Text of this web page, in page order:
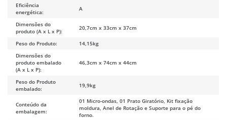
Eficiência
energética:
A
Dimensões do
produto (A x L x P):
20,7cm x 33cm x 37cm
Peso do Produto:
14,15kg
Dimensões do
produto embalado
(A x L x P):
46,3cm x 74cm x 44cm
Peso do Produto
embalado:
19,9kg
Conteúdo da
embalagem:
01 Micro-ondas, 01 Prato Giratório, Kit fixação
moldura, Anel de Rotação e Suporte para o pé do
forno.